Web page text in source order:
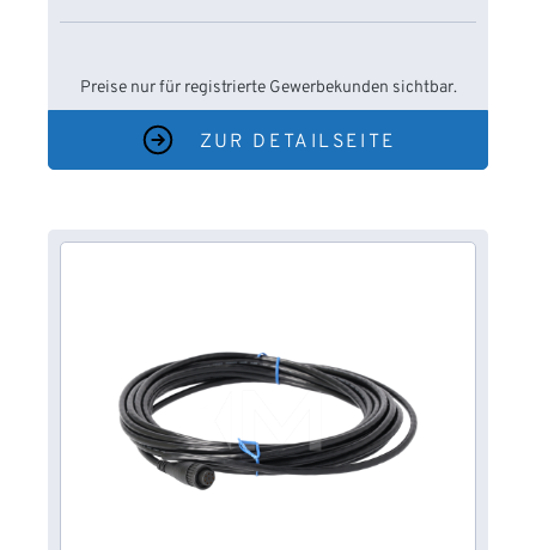
Preise nur für registrierte Gewerbekunden sichtbar.
ZUR DETAILSEITE